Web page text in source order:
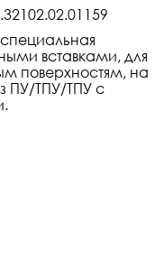
вставками, для
поверхностям, на
ПУ/ТПУ/ТПУ с